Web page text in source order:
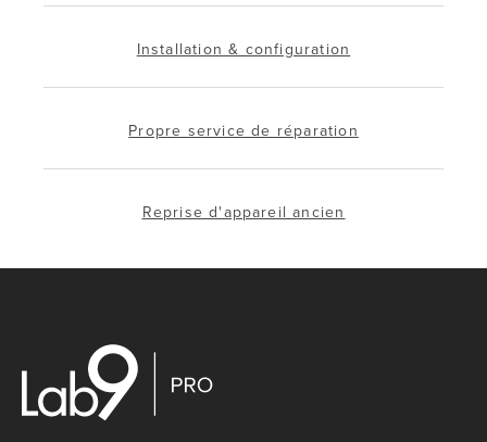
Installation & configuration
Propre service de réparation
Reprise d'appareil ancien